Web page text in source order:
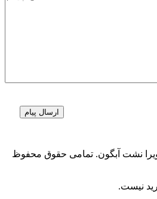
نشت آبگون. تمامی حقوق محفوظ
نیست.